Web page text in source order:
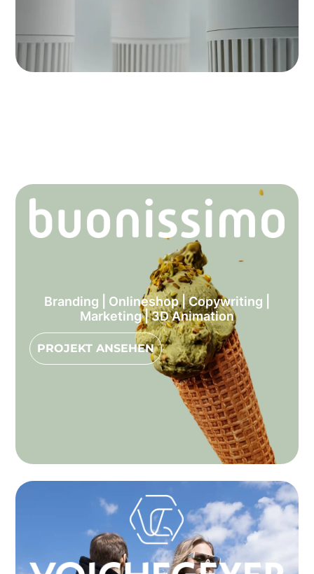
Branding | Onlineshop | Copywriting |
Marketing | 3D Animation
PROJEKT ANSEHEN